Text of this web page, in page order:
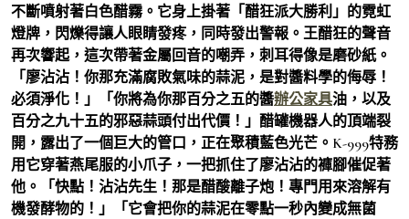
不斷噴射著白色醋霧。它身上掛著「醋狂派大勝利」的霓虹
燈牌，閃爍得讓人眼睛發疼，同時發出警報。王醋狂的聲音
再次響起，這次帶著金屬回音的嘲弄，刺耳得像是磨砂紙。
「廖沾沾！你那充滿腐敗氣味的蒜泥，是對醬料學的侮辱！
必須淨化！」「你將為你那百分之五的醬辦公家具油，以及
百分之九十五的邪惡蒜頭付出代價！」醋罐機器人的頂端裂
開，露出了一個巨大的管口，正在聚積藍色光芒。K-999特務
用它穿著燕尾服的小爪子，一把抓住了廖沾沾的褲腳催促著
他。「快點！沾沾先生！那是醋酸離子炮！專門用來溶解有
機發酵物的！」「它會把你的蒜泥在零點一秒內變成無菌